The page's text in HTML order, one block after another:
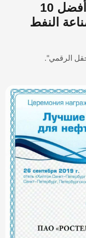
مشروع ROSSMA ضمن أفضل 10
النفط